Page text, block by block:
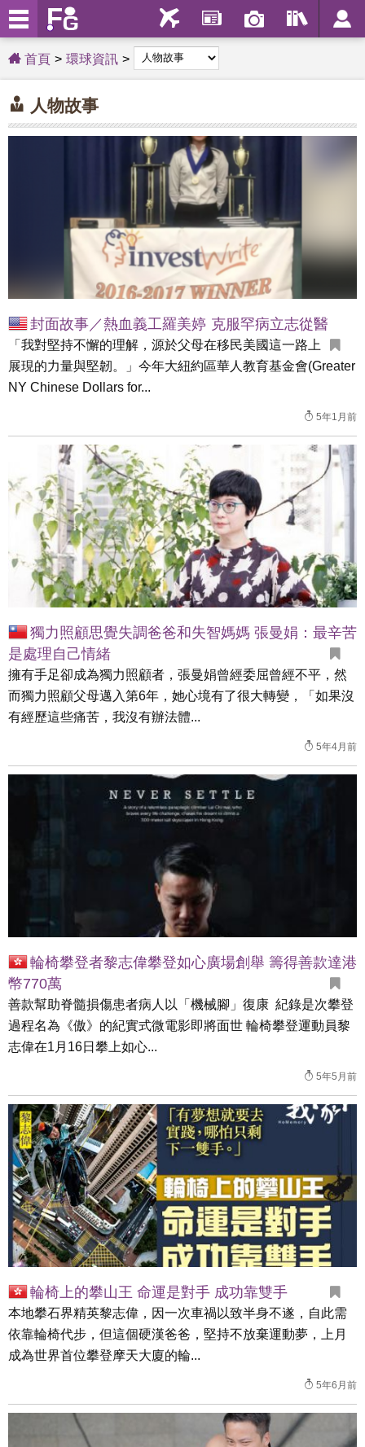
首頁 環球資訊
人物故事
封面故事／熱血義工羅美婷 克服罕病立志從醫
「我對堅持不懈的理解，源於父母在移民美國這一路上
展現的力量與堅韌。」今年大紐約區華人教育基金會(Greater
NY Chinese Dollars for...
5年1月前
獨力照顧思覺失調爸爸和失智媽媽 張曼娟：最辛苦
是處理自己情緒
擁有手足卻成為獨力照顧者，張曼娟曾經委屈曾經不平，然
而獨力照顧父母邁入第6年，她心境有了很大轉變，「如果沒
有經歷這些痛苦，我沒有辦法體...
5年4月前
輪椅攀登者黎志偉攀登如心廣場創舉 籌得善款達港
幣770萬
善款幫助脊髓損傷患者病人以「機械腳」復康 紀錄是次攀登
過程名為《傲》的紀實式微電影即將面世 輪椅攀登運動員黎
志偉在1月16日攀上如心...
5年5月前
輪椅上的攀山王 命運是對手 成功靠雙手
本地攀石界精英黎志偉，因一次車禍以致半身不遂，自此需
依靠輪椅代步，但這個硬漢爸爸，堅持不放棄運動夢，上月
成為世界首位攀登摩天大廈的輪...
5年6月前